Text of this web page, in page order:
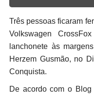
Três pessoas ficaram
Volkswagen
lanchonete às
Herzem Gusmão, no
Conquista.
De acordo com o